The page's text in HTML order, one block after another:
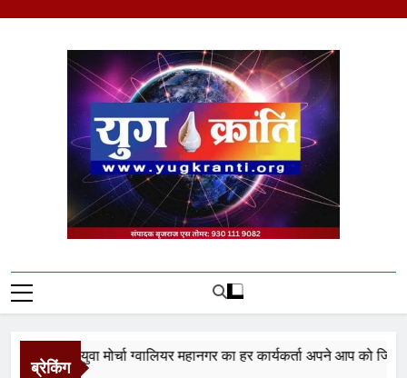
Yug Kranti | Trusted
News Portal
ब्रेकिंग
युवा मोर्चा ग्वालियर महानगर का हर कार्यकर्ता अपने आप को जिला अध्यक्ष